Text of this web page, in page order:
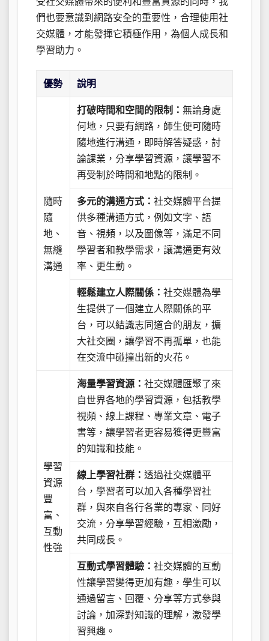
們也要意識到網路安全的重要性，合理使用社
交媒體，才能發揮它積極作用，為個人成長和
學習助力。
優勢 說明
隨時
隨
地、
無縫
溝通
打破時間和空間的限制：無論身處
何地，只要有網路，師生便可隨時
隨地進行溝通，即時解答疑惑，討
論課業，分享學習資源，讓學習不
再受制於時間和地點的限制。
多元的溝通方式：社交媒體平台提
供多種溝通方式，例如文字、語
音、視頻，以及圖像等，滿足不同
學習者和教學需求，讓溝通更有效
率、更生動。
輕鬆建立人際關係：社交媒體為學
生提供了一個建立人際關係的平
台，可以結識志同道合的朋友，擴
大社交圈，讓學習不再孤單，也能
在交流中碰撞出新的火花。
學習
資源
豐
富、
互動
性強
海量學習資源：社交媒體匯聚了來
自世界各地的學習資源，包括教學
視頻、線上課程、專業文章、電子
書等，讓學習者更容易獲得更豐富
的知識和技能。
線上學習社群：透過社交媒體平
台，學習者可以加入各種學習社
群，與來自各行各業的專家、同好
交流，分享學習經驗，互相激勵，
共同成長。
互動式學習體驗：社交媒體的互動
性讓學習變得更加有趣，學生可以
通過留言、回覆、分享等方式參與
討論，加深對知識的理解，激發學
習興趣。